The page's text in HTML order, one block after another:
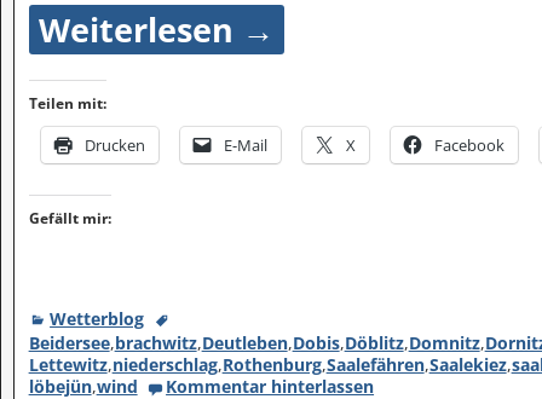
Weiterlesen →
Teilen mit:
Drucken E-Mail X Facebook
Gefällt mir:
Wetterblog
Beidersee,brachwitz,Deutleben,Dobis,Döblitz,Domnitz,
Lettewitz,niederschlag,Rothenburg,Saalefähren,Saalekiez,
löbejün,wind Kommentar hinterlassen